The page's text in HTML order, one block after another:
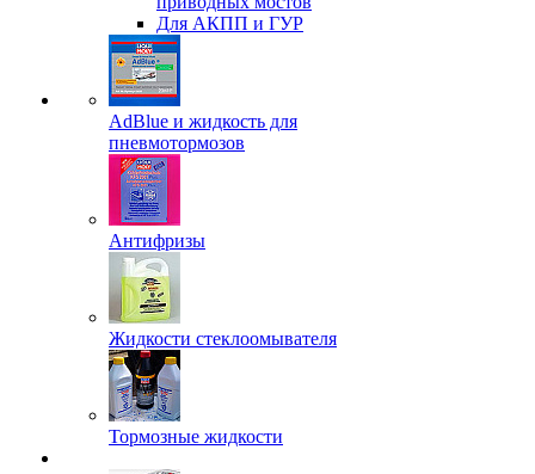
Для АКПП и ГУР
AdBlue и жидкость для
пневмотормозов
Антифризы
Жидкости стеклоомывателя
Тормозные жидкости